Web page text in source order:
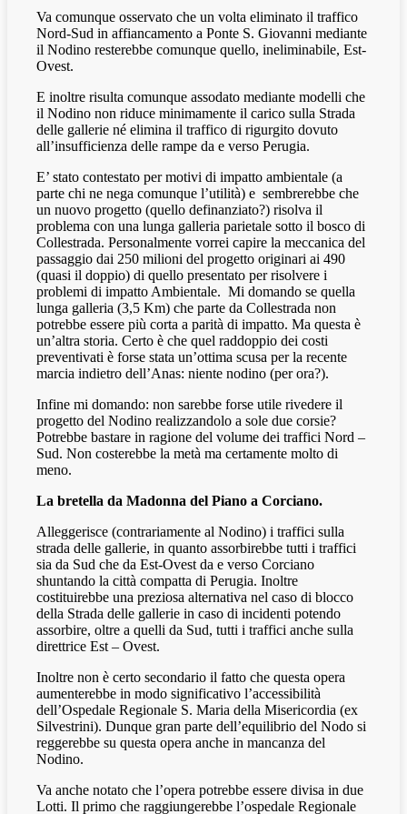
Va comunque osservato che un volta eliminato il traffico
Nord-Sud in affiancamento a Ponte S. Giovanni mediante
il Nodino resterebbe comunque quello, ineliminabile, Est-
Ovest.
E inoltre risulta comunque assodato mediante modelli che
il Nodino non riduce minimamente il carico sulla Strada
delle gallerie né elimina il traffico di rigurgito dovuto
all’insufficienza delle rampe da e verso Perugia.
E’ stato contestato per motivi di impatto ambientale (a
parte chi ne nega comunque l’utilità) e sembrerebbe che
un nuovo progetto (quello definanziato?) risolva il
problema con una lunga galleria parietale sotto il bosco di
Collestrada. Personalmente vorrei capire la meccanica del
passaggio dai 250 milioni del progetto originari ai 490
(quasi il doppio) di quello presentato per risolvere i
problemi di impatto Ambientale. Mi domando se quella
lunga galleria (3,5 Km) che parte da Collestrada non
potrebbe essere più corta a parità di impatto. Ma questa è
un’altra storia. Certo è che quel raddoppio dei costi
preventivati è forse stata un’ottima scusa per la recente
marcia indietro dell’Anas: niente nodino (per ora?).
Infine mi domando: non sarebbe forse utile rivedere il
progetto del Nodino realizzandolo a sole due corsie?
Potrebbe bastare in ragione del volume dei traffici Nord –
Sud. Non costerebbe la metà ma certamente molto di
meno.
La bretella da Madonna del Piano a Corciano.
Alleggerisce (contrariamente al Nodino) i traffici sulla
strada delle gallerie, in quanto assorbirebbe tutti i traffici
sia da Sud che da Est-Ovest da e verso Corciano
shuntando la città compatta di Perugia. Inoltre
costituirebbe una preziosa alternativa nel caso di blocco
della Strada delle gallerie in caso di incidenti potendo
assorbire, oltre a quelli da Sud, tutti i traffici anche sulla
direttrice Est – Ovest.
Inoltre non è certo secondario il fatto che questa opera
aumenterebbe in modo significativo l’accessibilità
dell’Ospedale Regionale S. Maria della Misericordia (ex
Silvestrini). Dunque gran parte dell’equilibrio del Nodo si
reggerebbe su questa opera anche in mancanza del
Nodino.
Va anche notato che l’opera potrebbe essere divisa in due
Lotti. Il primo che raggiungerebbe l’ospedale Regionale